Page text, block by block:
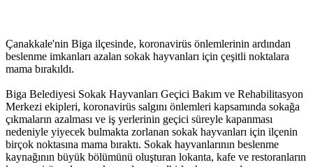
Çanakkale'nin Biga ilçesinde, koronavirüs önlemlerinin ardından
beslenme imkanları azalan sokak hayvanları için çeşitli noktalara
mama bırakıldı.
Biga Belediyesi Sokak Hayvanları Geçici Bakım ve Rehabilitasyon
Merkezi ekipleri, koronavirüs salgını önlemleri kapsamında sokağa
çıkmaların azalması ve iş yerlerinin geçici süreyle kapanması
nedeniyle yiyecek bulmakta zorlanan sokak hayvanları için ilçenin
birçok noktasına mama bıraktı. Sokak hayvanlarının beslenme
kaynağının büyük bölümünü oluşturan lokanta, kafe ve restoranların